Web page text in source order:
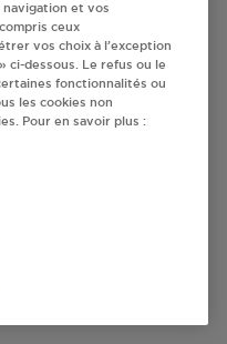
et vos
ceux
vos choix à l’exception
ci-dessous. Le refus ou le
fonctionnalités ou
les cookies non
Pour en savoir plus :